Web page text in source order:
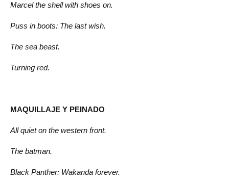
Marcel the shell with shoes on.
Puss in boots: The last wish.
The sea beast.
Turning red.
MAQUILLAJE Y PEINADO
All quiet on the western front.
The batman.
Black Panther: Wakanda forever.